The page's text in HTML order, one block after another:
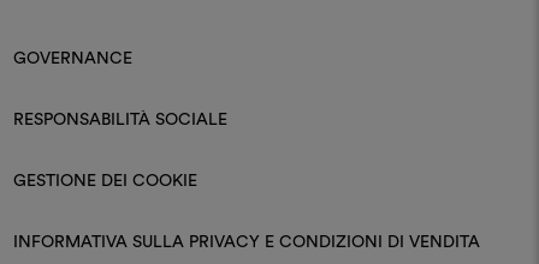
GOVERNANCE
RESPONSABILITÀ SOCIALE
GESTIONE DEI COOKIE
INFORMATIVA SULLA PRIVACY E CONDIZIONI DI VENDITA